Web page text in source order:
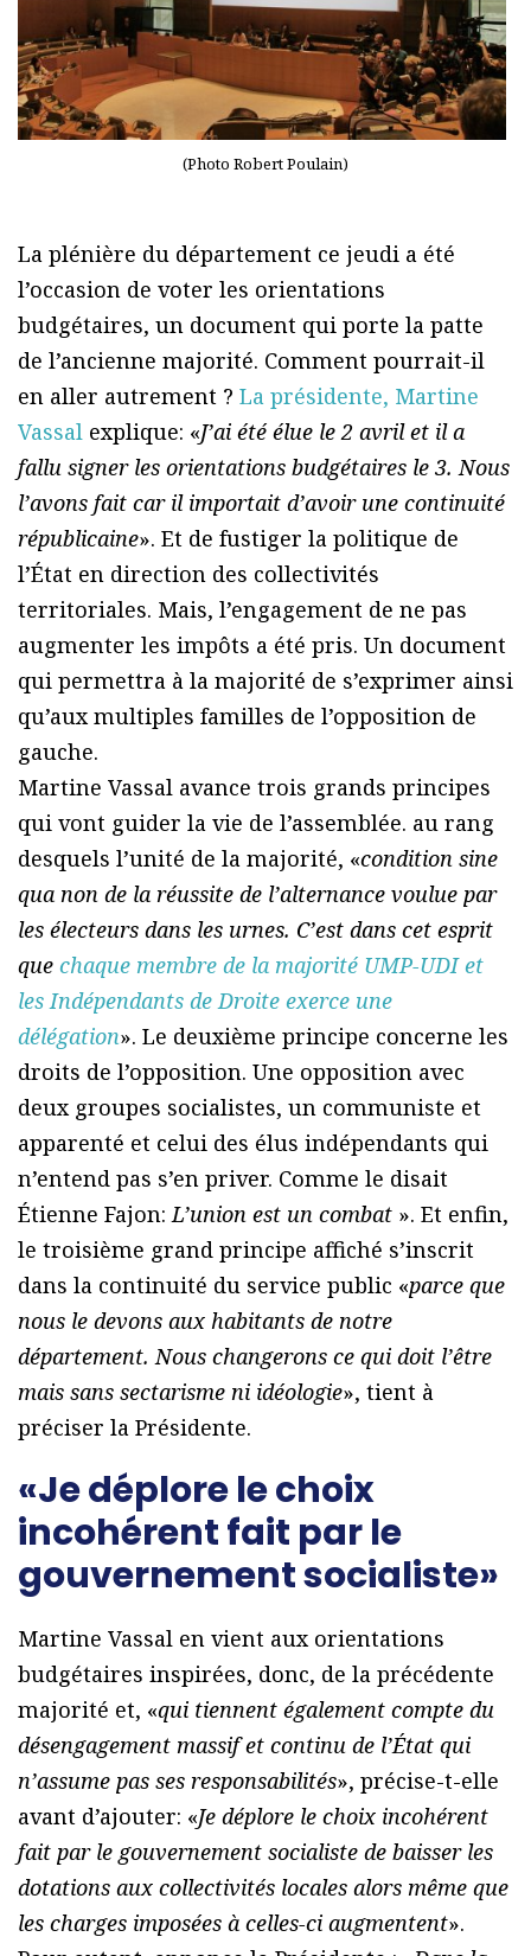
(Photo Robert Poulain)
La plénière du département ce jeudi a été
l’occasion de voter les orientations
budgétaires, un document qui porte la patte
de l’ancienne majorité. Comment pourrait-il
en aller autrement ? La présidente, Martine
Vassal explique: «J’ai été élue le 2 avril et il a
fallu signer les orientations budgétaires le 3. Nous
l’avons fait car il importait d’avoir une continuité
républicaine». Et de fustiger la politique de
l’État en direction des collectivités
territoriales. Mais, l’engagement de ne pas
augmenter les impôts a été pris. Un document
qui permettra à la majorité de s’exprimer ainsi
qu’aux multiples familles de l’opposition de
gauche.
Martine Vassal avance trois grands principes
qui vont guider la vie de l’assemblée. au rang
desquels l’unité de la majorité, «condition sine
qua non de la réussite de l’alternance voulue par
les électeurs dans les urnes. C’est dans cet esprit
que chaque membre de la majorité UMP-UDI et
les Indépendants de Droite exerce une
délégation». Le deuxième principe concerne les
droits de l’opposition. Une opposition avec
deux groupes socialistes, un communiste et
apparenté et celui des élus indépendants qui
n’entend pas s’en priver. Comme le disait
Étienne Fajon:L’union est un combat ». Et enfin,
le troisième grand principe affiché s’inscrit
dans la continuité du service public «parce que
nous le devons aux habitants de notre
département. Nous changerons ce qui doit l’être
mais sans sectarisme ni idéologie», tient à
préciser la Présidente.
«Je déplore le choix
incohérent fait par le
gouvernement socialiste»
Martine Vassal en vient aux orientations
budgétaires inspirées, donc, de la précédente
majorité et, «qui tiennent également compte du
désengagement massif et continu de l’État qui
n’assume pas ses responsabilités», précise-t-elle
avant d’ajouter: «Je déplore le choix incohérent
fait par le gouvernement socialiste de baisser les
dotations aux collectivités locales alors même que
les charges imposées à celles-ci augmentent».